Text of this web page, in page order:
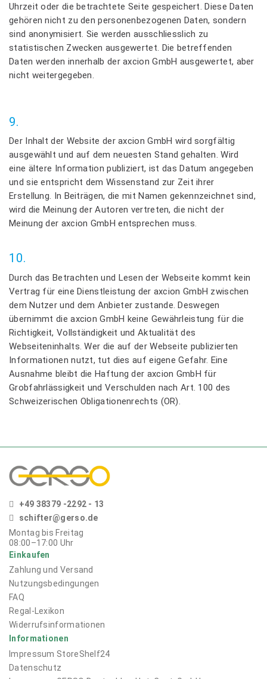
Uhrzeit oder die betrachtete Seite gespeichert. Diese Daten
gehören nicht zu den personenbezogenen Daten, sondern
sind anonymisiert. Sie werden ausschliesslich zu
statistischen Zwecken ausgewertet. Die betreffenden
Daten werden innerhalb der axcion GmbH ausgewertet, aber
nicht weitergegeben.
9.
Der Inhalt der Website der axcion GmbH wird sorgfältig
ausgewählt und auf dem neuesten Stand gehalten. Wird
eine ältere Information publiziert, ist das Datum angegeben
und sie entspricht dem Wissenstand zur Zeit ihrer
Erstellung. In Beiträgen, die mit Namen gekennzeichnet sind,
wird die Meinung der Autoren vertreten, die nicht der
Meinung der axcion GmbH entsprechen muss.
10.
Durch das Betrachten und Lesen der Webseite kommt kein
Vertrag für eine Dienstleistung der axcion GmbH zwischen
dem Nutzer und dem Anbieter zustande. Deswegen
übernimmt die axcion GmbH keine Gewährleistung für die
Richtigkeit, Vollständigkeit und Aktualität des
Webseiteninhalts. Wer die auf der Webseite publizierten
Informationen nutzt, tut dies auf eigene Gefahr. Eine
Ausnahme bleibt die Haftung der axcion GmbH für
Grobfahrlässigkeit und Verschulden nach Art. 100 des
Schweizerischen Obligationenrechts (OR).
+49 38379 -2292 - 13
schifter@gerso.de
Montag bis Freitag
08:00–17:00 Uhr
Einkaufen
Zahlung und Versand
Nutzungsbedingungen
FAQ
Regal-Lexikon
Widerrufsinformationen
Informationen
Impressum StoreShelf24
Datenschutz